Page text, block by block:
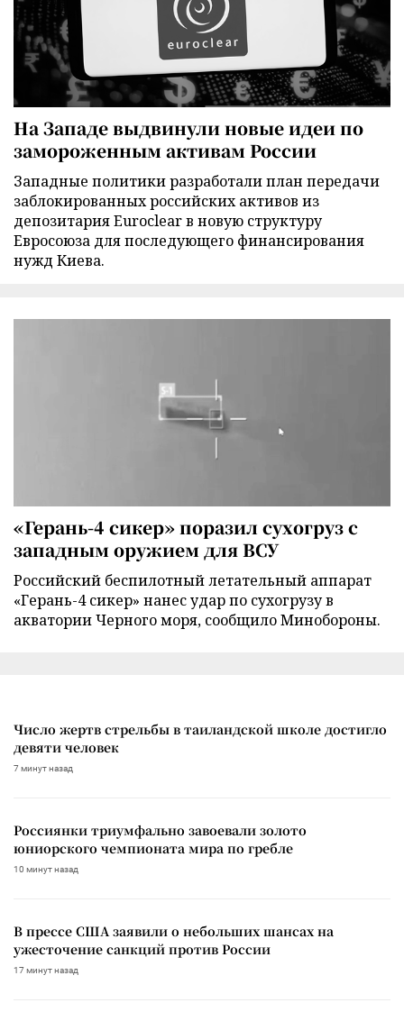
На Западе выдвинули новые идеи по
замороженным активам России
Западные политики разработали план передачи
заблокированных российских активов из
депозитария Euroclear в новую структуру
Евросоюза для последующего финансирования
нужд Киева.
«Герань-4 сикер» поразил сухогруз с
западным оружием для ВСУ
Российский беспилотный летательный аппарат
«Герань-4 сикер» нанес удар по сухогрузу в
акватории Черного моря, сообщило Минобороны.
Число жертв стрельбы в таиландской школе достигло
девяти человек
7 минут назад
Россиянки триумфально завоевали золото
юниорского чемпионата мира по гребле
10 минут назад
В прессе США заявили о небольших шансах на
ужесточение санкций против России
17 минут назад